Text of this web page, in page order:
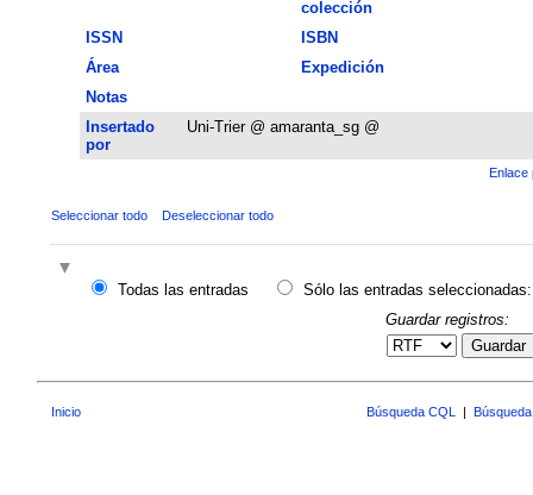
colección
ISSN
ISBN
Área
Expedición
Notas
Insertado
por
Uni-Trier @ amaranta_sg @
Enlace
Seleccionar todo Deseleccionar todo
Todas las entradas
Sólo las entradas seleccionadas:
Guardar registros:
Guardar
Inicio Búsqueda CQL